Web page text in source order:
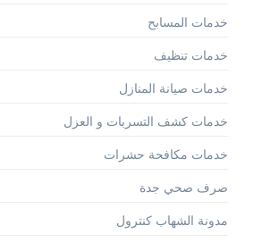
خدمات المسابح
خدمات تنظيف
خدمات صيانة المنازل
خدمات كشف التسربات و العزل
خدمات مكافحة حشرات
صرف صحي جدة
مدونة الشهاب كنترول